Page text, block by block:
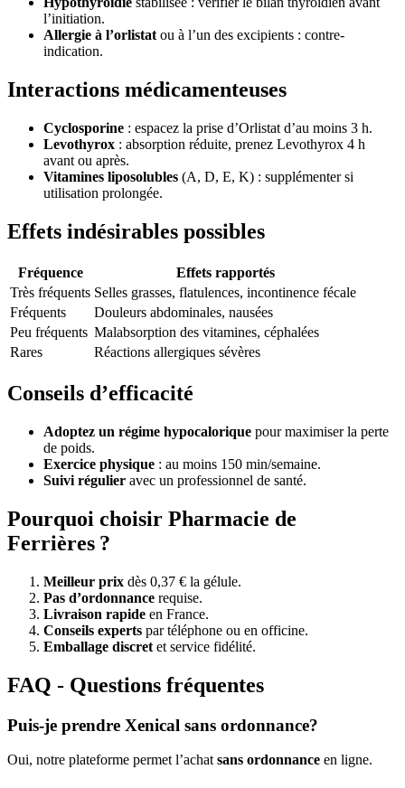
l’initiation.
Allergie à l’orlistatou à l’un des excipients : contre-
indication.
Interactions médicamenteuses
Cyclosporine : espacez la prise d’Orlistat d’au moins 3 h.
Levothyrox : absorption réduite, prenez Levothyrox 4 h
avant ou après.
Vitamines liposolubles (A, D, E, K) : supplémenter si
utilisation prolongée.
Effets indésirables possibles
Fréquence
Effets rapportés
Très fréquents Selles grasses, flatulences, incontinence fécale
Fréquents
Douleurs abdominales, nausées
Peu fréquents Malabsorption des vitamines, céphalées
Rares
Réactions allergiques sévères
Conseils d’efficacité
Adoptez un régime hypocalorique pour maximiser la perte
de poids.
Exercice physique : au moins 150 min/semaine.
Suivi régulier avec un professionnel de santé.
Pourquoi choisir Pharmacie de
Ferrières ?
Meilleur prix dès 0,37 € la gélule.
Pas d’ordonnance requise.
Livraison rapide en France.
Conseils experts par téléphone ou en officine.
Emballage discret et service fidélité.
FAQ - Questions fréquentes
Puis-je prendre Xenical sans ordonnance?
Oui, notre plateforme permet l’achat sans ordonnance en ligne.